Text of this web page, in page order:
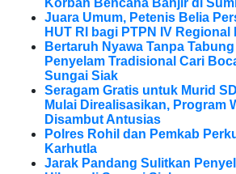
Korban Bencana Banjir di
Juara Umum, Petenis Belia
HUT RI bagi PTPN IV Regional III
Bertaruh Nyawa Tanpa
Penyelam Tradisional Cari
Sungai Siak
Seragam Gratis untuk Murid
Mulai Direalisasikan, Program
Disambut Antusias
Polres Rohil dan Pemkab
Karhutla
Jarak Pandang Sulitkan